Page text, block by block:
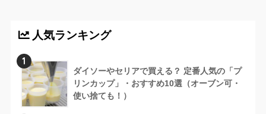
人気ランキング
1
ダイソーやセリアで買える？ 定番人気の「プ
リンカップ」・おすすめ10選（オーブン可・
使い捨ても！）